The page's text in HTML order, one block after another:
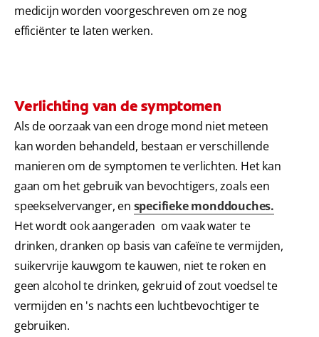
medicijn worden voorgeschreven om ze nog
efficiënter te laten werken.
Verlichting van de symptomen
Als de oorzaak van een droge mond niet meteen
kan worden behandeld, bestaan er verschillende
manieren om de symptomen te verlichten. Het kan
gaan om het gebruik van bevochtigers, zoals een
speekselvervanger, en specifieke monddouches.
Het wordt ook aangeraden om vaak water te
drinken, dranken op basis van cafeïne te vermijden,
suikervrije kauwgom te kauwen, niet te roken en
geen alcohol te drinken, gekruid of zout voedsel te
vermijden en 's nachts een luchtbevochtiger te
gebruiken.